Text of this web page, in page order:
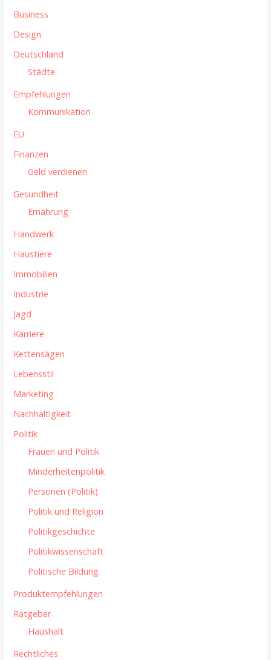
n
e
a
g
Business
Design
Deutschland
Städte
Empfehlungen
Kommunikation
EU
Finanzen
Geld verdienen
Gesundheit
Ernährung
Handwerk
Haustiere
Immobilien
Industrie
Jagd
Karriere
Kettensägen
Lebensstil
Marketing
Nachhaltigkeit
Politik
Frauen und Politik
Minderheitenpolitik
Personen (Politik)
Politik und Religion
Politikgeschichte
Politikwissenschaft
Politische Bildung
Produktempfehlungen
Ratgeber
Haushalt
Rechtliches